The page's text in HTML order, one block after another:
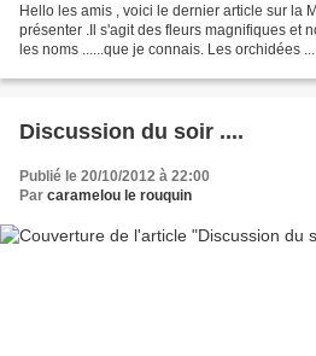
Hello les amis , voici le dernier article sur la
présenter .Il s'agit des fleurs magnifiques et
les noms ......que je connais. Les orchidées
Discussion du soir ....
Publié le 20/10/2012 à 22:00
Par caramelou le rouquin